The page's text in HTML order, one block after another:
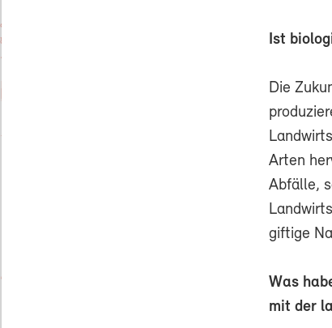
Ist
Die
Arten
Abfälle,
giftige
Was
mit der